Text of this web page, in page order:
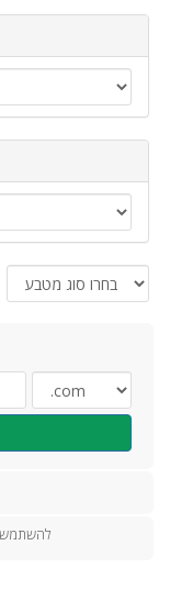
להשתמש